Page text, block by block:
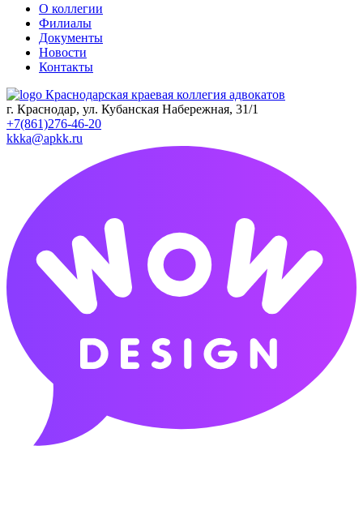
О коллегии
Филиалы
Документы
Новости
Контакты
Краснодарская краевая коллегия адвокатов
г. Краснодар, ул. Кубанская Набережная, 31/1
+7(861)276-46-20
kkka@apkk.ru